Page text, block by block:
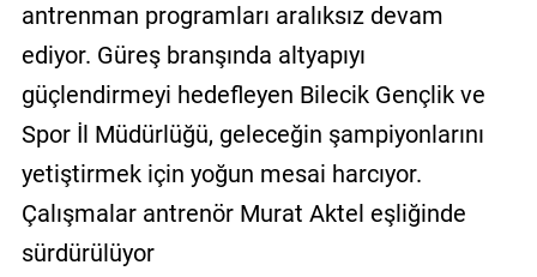
antrenman programları aralıksız devam
ediyor. Güreş branşında altyapıyı
güçlendirmeyi hedefleyen Bilecik Gençlik ve
Spor İl Müdürlüğü, geleceğin şampiyonlarını
yetiştirmek için yoğun mesai harcıyor.
Çalışmalar antrenör Murat Aktel eşliğinde
sürdürülüyor